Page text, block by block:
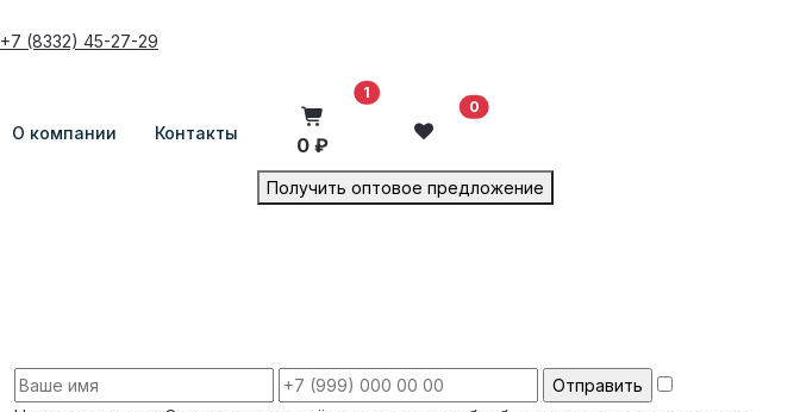
+7 (8332) 45-27-29
О компании Контакты
1 В корзину
0 ₽
0
Получить оптовое предложение